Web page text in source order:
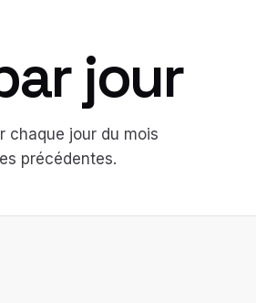
jour
chaque jour du mois
précédentes.